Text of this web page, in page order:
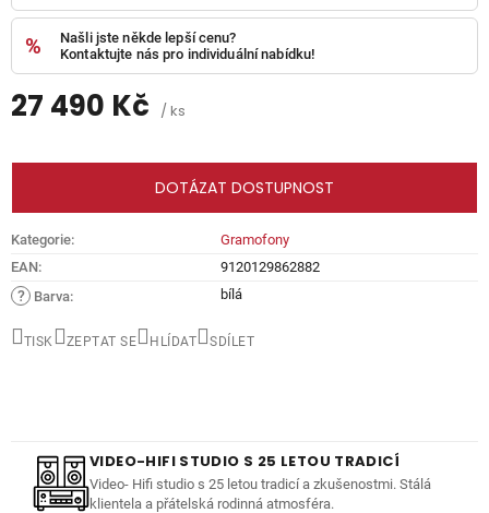
Našli jste někde lepší cenu?
Kontaktujte nás pro individuální nabídku!
27 490 Kč / ks
cena:
Kategorie:
Gramofony
EAN: 9120129862882
? Barva: bílá
DOTÁZAT DOSTUPNOST
TISK ZEPTAT SE HLÍDAT SDÍLET
VIDEO-HIFI STUDIO S 25 LETOU TRADICÍ
Video- Hifi studio s 25 letou tradicí a zkušenostmi. Stálá
klientela a přátelská rodinná atmosféra.